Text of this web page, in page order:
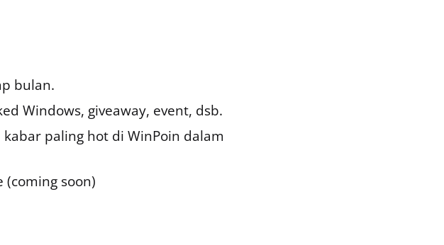
bulan.
Windows, giveaway, event, dsb.
paling hot di WinPoin dalam
(coming soon)